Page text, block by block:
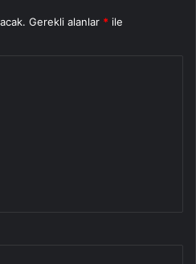
Gerekli alanlar * ile